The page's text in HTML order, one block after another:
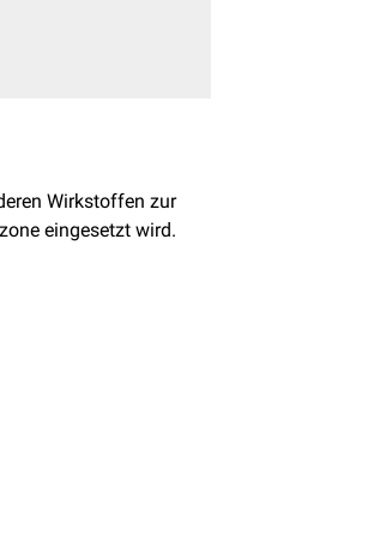
Wirkstoffen zur
eingesetzt wird.